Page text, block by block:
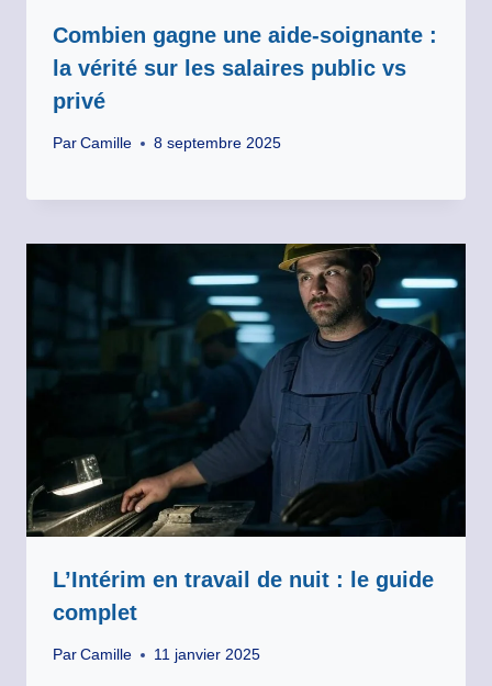
Combien gagne une aide-soignante :
la vérité sur les salaires public vs
privé
Par Camille 8 septembre 2025
L’Intérim en travail de nuit : le guide
complet
Par Camille 11 janvier 2025